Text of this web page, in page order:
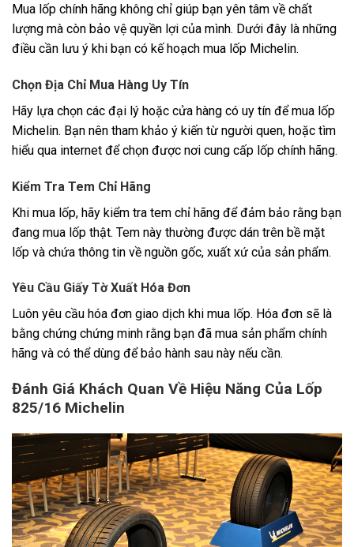
Mua lốp chính hãng không chỉ giúp bạn yên tâm về chất
lượng mà còn bảo vệ quyền lợi của mình. Dưới đây là những
điều cần lưu ý khi bạn có kế hoạch mua lốp Michelin.
Chọn Địa Chỉ Mua Hàng Uy Tín
Hãy lựa chọn các đại lý hoặc cửa hàng có uy tín để mua lốp
Michelin. Bạn nên tham khảo ý kiến từ người quen, hoặc tìm
hiểu qua internet để chọn được nơi cung cấp lốp chính hãng.
Kiểm Tra Tem Chỉ Hãng
Khi mua lốp, hãy kiểm tra tem chỉ hãng để đảm bảo rằng bạn
đang mua lốp thật. Tem này thường được dán trên bề mặt
lốp và chứa thông tin về nguồn gốc, xuất xứ của sản phẩm.
Yêu Cầu Giấy Tờ Xuất Hóa Đơn
Luôn yêu cầu hóa đơn giao dịch khi mua lốp. Hóa đơn sẽ là
bằng chứng chứng minh rằng bạn đã mua sản phẩm chính
hãng và có thể dùng để bảo hành sau này nếu cần.
Đánh Giá Khách Quan Về Hiệu Năng Của Lốp
825/16 Michelin